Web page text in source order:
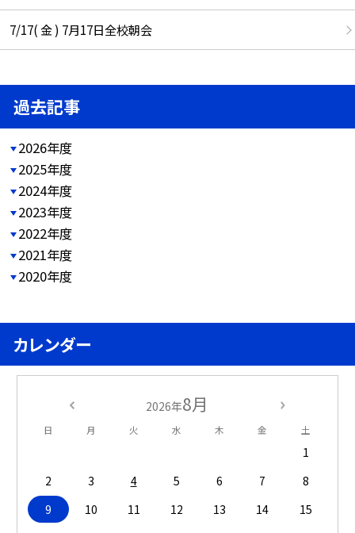
7/17( 金 ) 7月17日全校朝会
過去記事
2026年度
2025年度
2024年度
2023年度
2022年度
2021年度
2020年度
カレンダー
2026年8月
日 月 火 水 木 金 土
1
2
3 4 5 6 7
8
9
10 11 12 13 14
15